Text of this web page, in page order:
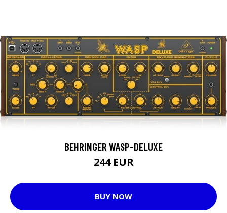
BEHRINGER WASP-DELUXE
244 EUR
BUY NOW